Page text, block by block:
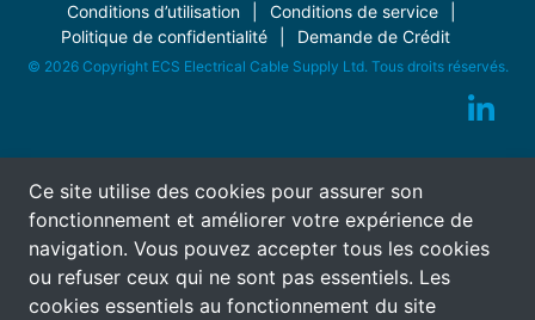
Ce site utilise des cookies pour assurer son
fonctionnement et améliorer votre expérience de
navigation. Vous pouvez accepter tous les cookies
ou refuser ceux qui ne sont pas essentiels. Les
cookies essentiels au fonctionnement du site
Conditions d’utilisation
Conditions de service
Politique de confidentialité
Demande de Crédit
© 2026 Copyright ECS Electrical Cable Supply Ltd. Tous droits réservés.